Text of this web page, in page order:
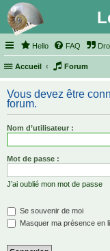
Hello FAQ
Accueil Forum
Vous devez être
forum.
Nom d’utilisateur :
Mot de passe :
J’ai oublié mon mot de passe
Se souvenir de moi
Masquer ma présence en